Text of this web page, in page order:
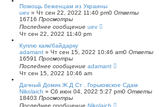
Помощь беженцам из Украины
uev » Чт сен 22, 2022 11:40 pm0 Ответы
16716 Просмотры
Последнее сообщение uev
Чт сен 22, 2022 11:40 pm
Куплю каяк/байдарку
adamant » Чт сен 15, 2022 10:46 am0 Ответы
16591 Просмотры
Последнее сообщение adamant
Чт сен 15, 2022 10:46 am
Дачный Домик Ж.Д Ст . Горьковское Сдам
Nikolaich » Сб июн 04, 2022 5:27 pm0 Ответы
18403 Просмотры
Последнее сообщение Nikolaich